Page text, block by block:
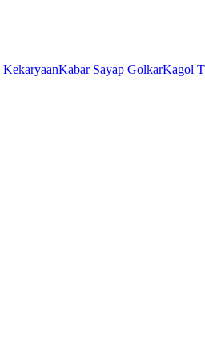
Kabar Sayap GolkarKagol